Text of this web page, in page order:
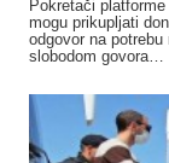
Pokretači
mogu prikupljati
odgovor na
slobodom govora…